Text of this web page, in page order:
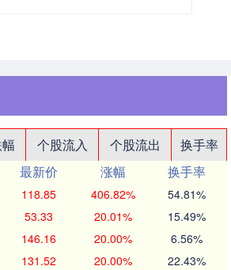
个股流入 个股流出
换手率
最新价 涨幅
换手率
118.85 406.82% 54.81%
53.33 20.01% 15.49%
146.16 20.00% 6.56%
131.52 20.00% 22.43%